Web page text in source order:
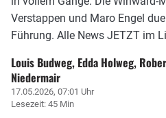
Verstappen und Maro Engel
Führung. Alle News JETZT im
Louis Budweg, Edda Holweg,
Niedermair
17.05.2026, 07:01 Uhr
Lesezeit: 45 Min